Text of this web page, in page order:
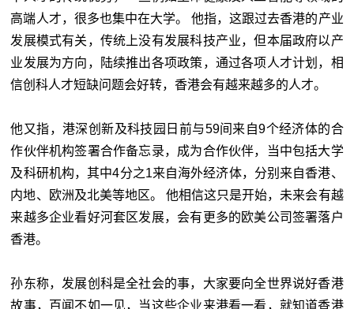
高端人才，很多也集中在大学。 他指，这跟过去香港的产业
发展模式有关，传统上没有发展科技产业，但本届政府以产
业发展为方向，陆续推出各项政策，通过各项人才计划，相
信创科人才短缺问题会好转，香港会有越来越多的人才。
他又指，港深创新及科技园日前与59间来自9个经济体的合
作伙伴机构签署合作备忘录，成为合作伙伴，当中包括大学
及科研机构，其中4分之1来自海外经济体，分别来自香港、
内地、欧洲及北美等地区。 他相信这只是开始，未来会有越
来越多企业看好河套区发展，会有更多的欧美公司签署落户
香港。
孙东称，发展创科是全社会的事，大家要向全世界说好香港
故事，百闻不如一见，当这些企业来港看一看，就知道香港